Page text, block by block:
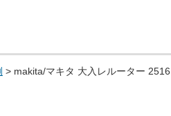
> makita/マキタ 大入レルーター 2516